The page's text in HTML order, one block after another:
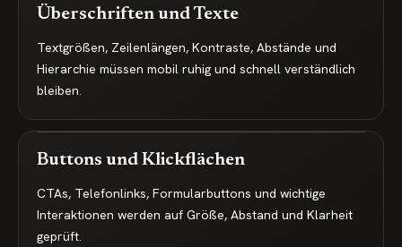
Überschriften und Texte
Textgrößen, Zeilenlängen, Kontraste, Abstände und
Hierarchie müssen mobil ruhig und schnell verständlich
bleiben.
Buttons und Klickflächen
CTAs, Telefonlinks, Formularbuttons und wichtige
Interaktionen werden auf Größe, Abstand und Klarheit
geprüft.